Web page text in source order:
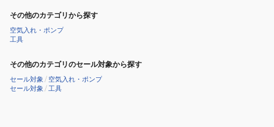
その他のカテゴリから探す
空気入れ・ポンプ
工具
その他のカテゴリのセール対象から探す
セール対象 / 空気入れ・ポンプ
セール対象 /工具